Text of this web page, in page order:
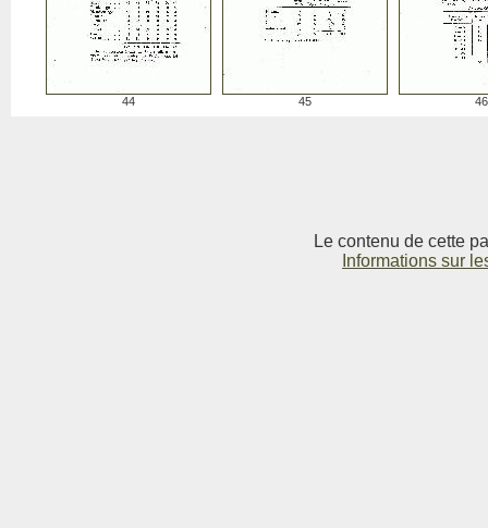
44 45 46
Le contenu de cette
Informations sur